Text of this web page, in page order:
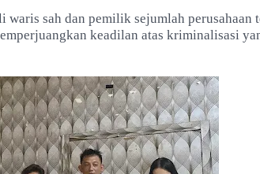
waris sah dan pemilik sejumlah perusahaan
keadilan atas kriminalisasi